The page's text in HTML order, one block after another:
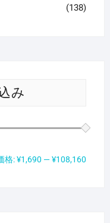
(138)
み
格:¥1,690 —¥108,160